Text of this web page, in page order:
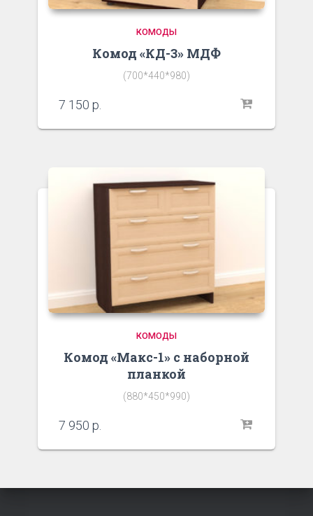
КОМОДЫ
Комод «КД-3» МДФ
(700*440*980)
7 150 р.
КОМОДЫ
Комод «Макс-1» с наборной
планкой
(880*450*990)
7 950 р.